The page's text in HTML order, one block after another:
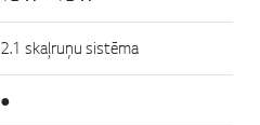
2.1 skaļruņu sistēma
●